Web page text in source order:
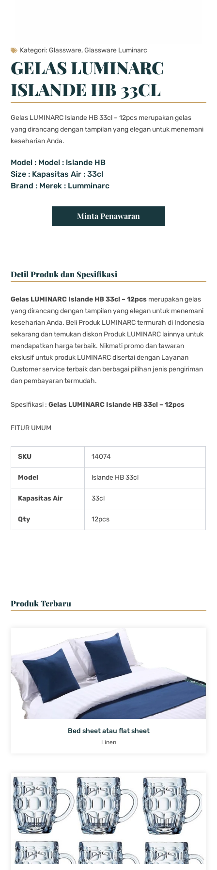
Kategori: Glassware,Glassware Luminarc
GELAS LUMINARC
ISLANDE HB 33CL
Gelas LUMINARC Islande HB 33cl – 12pcs merupakan gelas
yang dirancang dengan tampilan yang elegan untuk menemani
keseharian Anda.
Model : Model : lslande HB
Size : Kapasitas Air : 33cl
Brand : Merek : Lumminarc
Minta Penawaran
Detil Produk dan Spesifikasi
Gelas LUMINARC Islande HB 33cl – 12pcs merupakan gelas
yang dirancang dengan tampilan yang elegan untuk menemani
keseharian Anda. Beli Produk LUMINARC termurah di Indonesia
sekarang dan temukan diskon Produk LUMINARC lainnya untuk
mendapatkan harga terbaik. Nikmati promo dan tawaran
ekslusif untuk produk LUMINARC disertai dengan Layanan
Customer service terbaik dan berbagai pilihan jenis pengiriman
dan pembayaran termudah.
Spesifikasi :Gelas LUMINARC Islande HB 33cl – 12pcs
FITUR UMUM
SKU 14074
Model lslande HB 33cl
Kapasitas Air 33cl
Qty 12pcs
Produk Terbaru
Bed sheet atau flat sheet
Linen